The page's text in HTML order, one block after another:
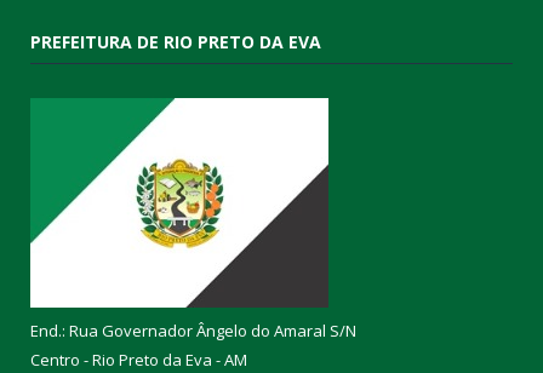
PREFEITURA DE RIO PRETO DA EVA
End.: Rua Governador Ângelo do Amaral S/N
Centro - Rio Preto da Eva - AM